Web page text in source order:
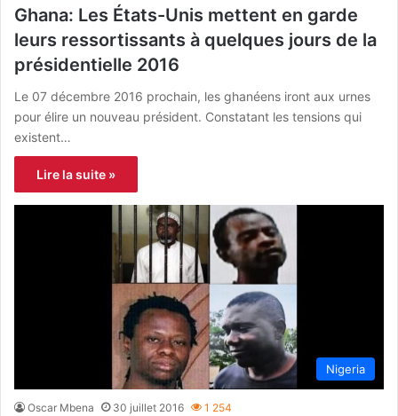
Ghana: Les États-Unis mettent en garde
leurs ressortissants à quelques jours de la
présidentielle 2016
Le 07 décembre 2016 prochain, les ghanéens iront aux urnes
pour élire un nouveau président. Constatant les tensions qui
existent…
Lire la suite »
Nigeria
Oscar Mbena 30 juillet 2016 1 254